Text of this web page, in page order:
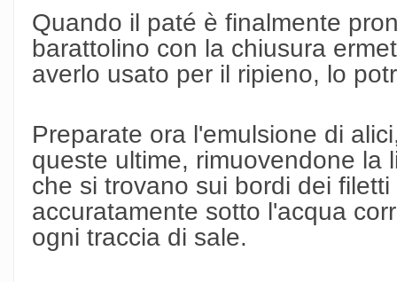
Quando il paté è finalmente
barattolino con la chiusura
averlo usato per il ripieno, lo
Preparate ora l'emulsione di
queste ultime, rimuovendone la
che si trovano sui bordi dei
accuratamente sotto l'acqua
ogni traccia di sale.